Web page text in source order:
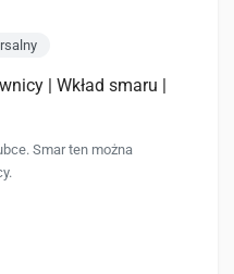
| Wkład smaru |
Smar ten można